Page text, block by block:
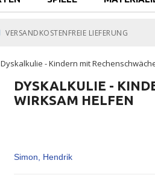
VERSANDKOSTENFREIE LIEFERUNG
Dyskalkulie - Kindern mit
DYSKALKULIE -
WIRKSAM HELFEN
Simon, Hendrik